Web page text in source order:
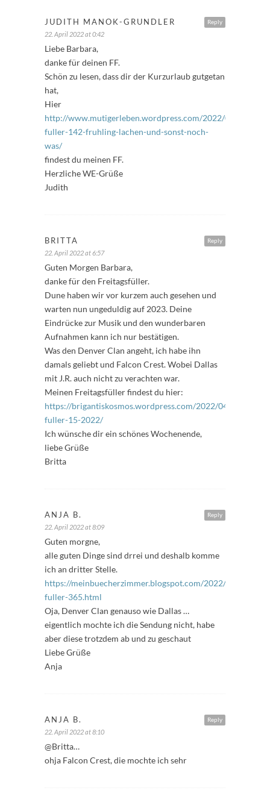
Reply
JUDITH MANOK-GRUNDLER
22. April 2022 at 0:42
Liebe Barbara,
danke für deinen FF.
Schön zu lesen, dass dir der Kurzurlaub gutgetan
hat,
Hier
http://www.mutigerleben.wordpress.com/2022/04/22/
fuller-142-fruhling-lachen-und-sonst-noch-
was/
findest du meinen FF.
Herzliche WE-Grüße
Judith
Reply
BRITTA
22. April 2022 at 6:57
Guten Morgen Barbara,
danke für den Freitagsfüller.
Dune haben wir vor kurzem auch gesehen und
warten nun ungeduldig auf 2023. Deine
Eindrücke zur Musik und den wunderbaren
Aufnahmen kann ich nur bestätigen.
Was den Denver Clan angeht, ich habe ihn
damals geliebt und Falcon Crest. Wobei Dallas
mit J.R. auch nicht zu verachten war.
Meinen Freitagsfüller findest du hier:
https://brigantiskosmos.wordpress.com/2022/04/22/
fuller-15-2022/
Ich wünsche dir ein schönes Wochenende,
liebe Grüße
Britta
Reply
ANJA B.
22. April 2022 at 8:09
Guten morgne,
alle guten Dinge sind drrei und deshalb komme
ich an dritter Stelle.
https://meinbuecherzimmer.blogspot.com/2022/04/freitags-
fuller-365.html
Oja, Denver Clan genauso wie Dallas …
eigentlich mochte ich die Sendung nicht, habe
aber diese trotzdem ab und zu geschaut
Liebe Grüße
Anja
Reply
ANJA B.
22. April 2022 at 8:10
@Britta…
ohja Falcon Crest, die mochte ich sehr